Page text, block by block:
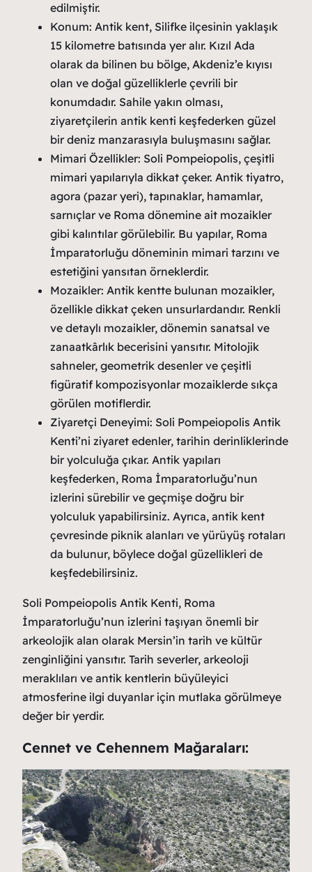
edilmiştir.
Konum: Antik kent, Silifke ilçesinin yaklaşık
15 kilometre batısında yer alır. Kızıl Ada
olarak da bilinen bu bölge, Akdeniz’e kıyısı
olan ve doğal güzelliklerle çevrili bir
konumdadır. Sahile yakın olması,
ziyaretçilerin antik kenti keşfederken güzel
bir deniz manzarasıyla buluşmasını sağlar.
Mimari Özellikler: Soli Pompeiopolis, çeşitli
mimari yapılarıyla dikkat çeker. Antik tiyatro,
agora (pazar yeri), tapınaklar, hamamlar,
sarnıçlar ve Roma dönemine ait mozaikler
gibi kalıntılar görülebilir. Bu yapılar, Roma
İmparatorluğu döneminin mimari tarzını ve
estetiğini yansıtan örneklerdir.
Mozaikler: Antik kentte bulunan mozaikler,
özellikle dikkat çeken unsurlardandır. Renkli
ve detaylı mozaikler, dönemin sanatsal ve
zanaatkârlık becerisini yansıtır. Mitolojik
sahneler, geometrik desenler ve çeşitli
figüratif kompozisyonlar mozaiklerde sıkça
görülen motiflerdir.
Ziyaretçi Deneyimi: Soli Pompeiopolis Antik
Kenti’ni ziyaret edenler, tarihin derinliklerinde
bir yolculuğa çıkar. Antik yapıları
keşfederken, Roma İmparatorluğu’nun
izlerini sürebilir ve geçmişe doğru bir
yolculuk yapabilirsiniz. Ayrıca, antik kent
çevresinde piknik alanları ve yürüyüş rotaları
da bulunur, böylece doğal güzellikleri de
keşfedebilirsiniz.
Soli Pompeiopolis Antik Kenti, Roma
İmparatorluğu’nun izlerini taşıyan önemli bir
arkeolojik alan olarak Mersin’in tarih ve kültür
zenginliğini yansıtır. Tarih severler, arkeoloji
meraklıları ve antik kentlerin büyüleyici
atmosferine ilgi duyanlar için mutlaka görülmeye
değer bir yerdir.
Cennet ve Cehennem Mağaraları: